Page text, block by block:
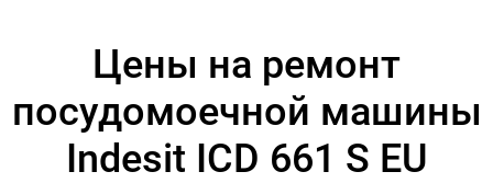
Цены на ремонт
посудомоечной машины
Indesit ICD 661 S EU